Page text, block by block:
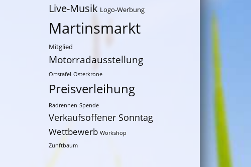
Live-Musik Logo-Werbung
Martinsmarkt
Mitglied
Motorradausstellung
Ortstafel Osterkrone
Preisverleihung
Radrennen Spende
Verkaufsoffener Sonntag
Wettbewerb Workshop
Zunftbaum